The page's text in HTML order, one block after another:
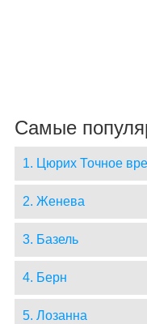
Самые
1. Цюрих Точное
2. Женева
3. Базель
4. Берн
5. Лозанна